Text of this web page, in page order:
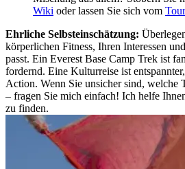
Wiki oder lassen Sie sich vom
Ehrliche Selbsteinschätzung:
körperlichen Fitness, Ihren Interessen
passt. Ein Everest Base Camp Trek ist
fordernd. Eine Kulturreise ist
Action. Wenn Sie unsicher sind, welche
– fragen Sie mich einfach! Ich helfe
zu finden.